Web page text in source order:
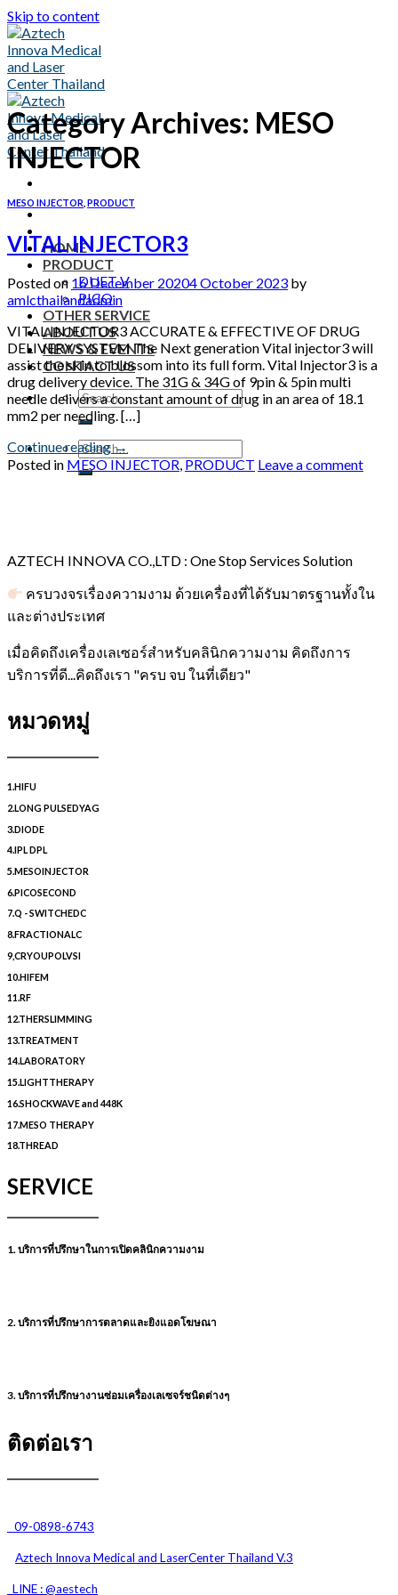
Skip to content
HOME
PRODUCT
DUET V
PICO
OTHER SERVICE
ABOUT US
NEWS & EVENTS
CONTACT US
Category Archives: MESO
INJECTOR
MESO INJECTOR PRODUCT
VITAL INJECTOR3
Posted on 16 December 20204 October 2023 by
amlcthailandadmin
VITAL INJECTOR3 ACCURATE & EFFECTIVE OF DRUG
DELIVERY SYSTEM The Next generation Vital injector3 will
assist the skin to blossom into its full form. Vital Injector3 is a
drug delivery device. The 31G & 34G of 9pin & 5pin multi
needle delivers a constant amount of drug in an area of 18.1
mm2 per needling. […]
Continue reading→
Posted in MESO INJECTOR, PRODUCT Leave a comment
AZTECH INNOVA CO.,LTD : One Stop Services Solution
ครบวงจรเรื่องความงาม ด้วยเครื่องที่ได้รับมาตรฐานทั้งใน
และต่างประเทศ
เมื่อคิดถึงเครื่องเลเซอร์สำหรับคลินิกความงาม คิดถึงการ
บริการที่ดี...คิดถึงเรา "ครบ จบ ในที่เดียว"
หมวดหมู่
1.HIFU
2.LONG PULSEDYAG
3.DIODE
4.IPL DPL
5.MESOINJECTOR
6.PICOSECOND
7.Q - SWITCHEDC
8.FRACTIONALC
9,CRYOUPOLVSI
10.HIFEM
11.RF
12.THERSLIMMING
13.TREATMENT
14.LABORATORY
15.LIGHTTHERAPY
16.SHOCKWAVE and 448K
17.MESO THERAPY
18.THREAD
SERVICE
1. บริการที่ปรึกษาในการเปิดคลินิกความงาม
2. บริการที่ปรึกษาการตลาดและยิงแอดโฆษณา
3. บริการที่ปรึกษางานซ่อมเครื่องเลเซจร์ชนิดต่างๆ
ติดต่อเรา
09-0898-6743
Aztech Innova Medical and LaserCenter Thailand V.3
LINE : @aestech